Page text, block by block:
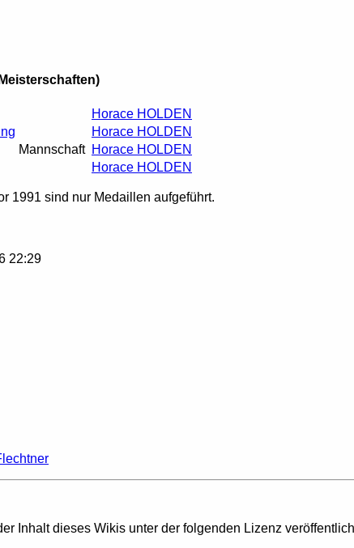
Horace HOLDEN
Horace HOLDEN
Mannschaft Horace HOLDEN
Horace HOLDEN
1991 sind nur Medaillen aufgeführt.
22:29
Inhalt dieses Wikis unter der folgenden Lizenz